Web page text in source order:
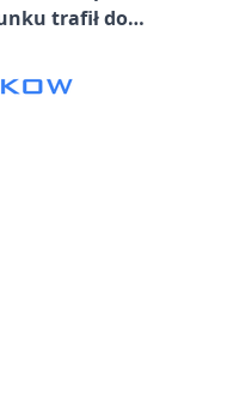
trafił do